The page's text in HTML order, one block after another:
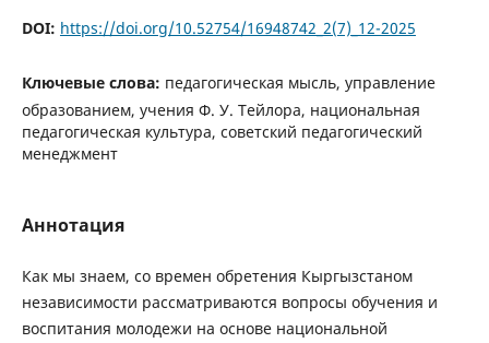
DOI: https://doi.org/10.52754/16948742_2(7)_12-2025
Ключевые слова: педагогическая мысль, управление
образованием, учения Ф. У. Тейлора, национальная
педагогическая культура, советский педагогический
менеджмент
Аннотация
Как мы знаем, со времен обретения Кыргызстаном
независимости рассматриваются вопросы обучения и
воспитания молодежи на основе национальной